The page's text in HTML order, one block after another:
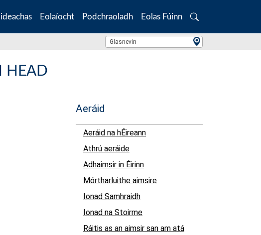
Eolaíocht Podchraoladh Eolas Fúinn
Search
Location Search
Glasnevin
HEAD
Aeráid
Aeráid na hÉireann
Athrú aeráide
Adhaimsir in Éirinn
Mórtharluithe aimsire
Ionad Samhraidh
Ionad na Stoirme
Ráitis as an aimsir san am atá